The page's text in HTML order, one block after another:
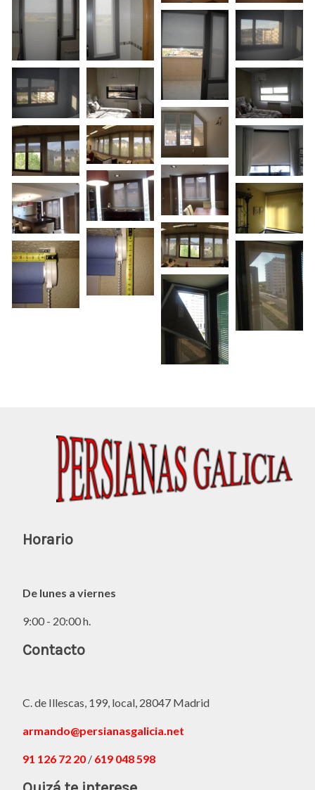
Horario
De lunes a viernes
9:00 - 20:00 h.
Contacto
C. de Illescas, 199, local, 28047 Madrid
armando@persianasgalicia.net
91 126 72 20 / 619 048 598